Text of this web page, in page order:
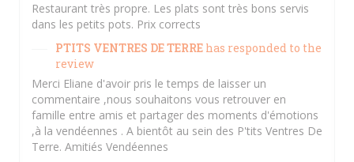
Restaurant très propre. Les plats sont très bons servis
dans les petits pots. Prix corrects
PTITS VENTRES DE TERRE has responded to the
review
Merci Eliane d'avoir pris le temps de laisser un
commentaire ,nous souhaitons vous retrouver en
famille entre amis et partager des moments d'émotions
,à la vendéennes . A bientôt au sein des P'tits Ventres De
Terre. Amitiés Vendéennes